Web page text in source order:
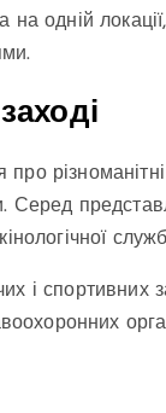
на одній
Серед
і спортивних